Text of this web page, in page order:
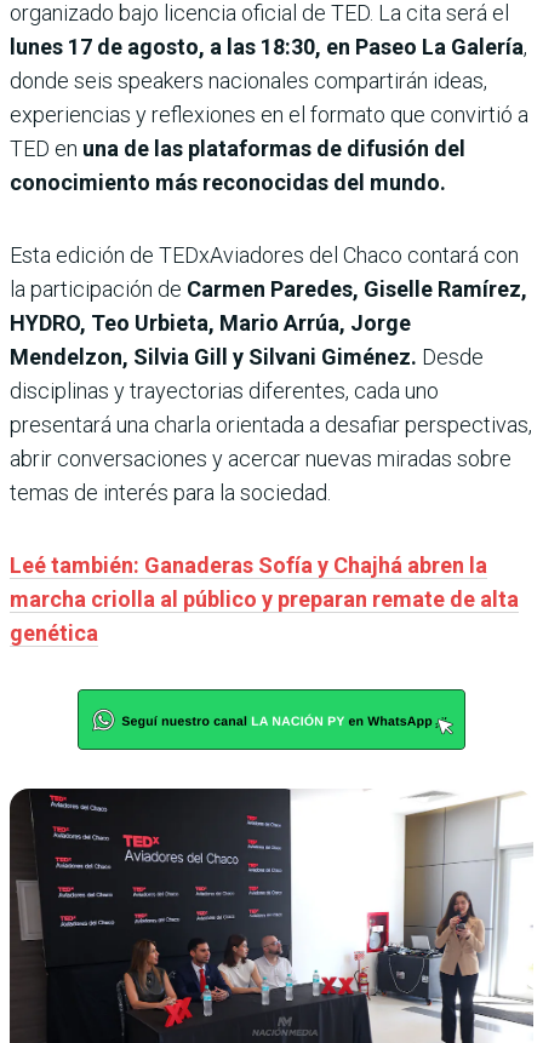
organizado bajo licencia oficial de TED. La cita será el
lunes 17 de agosto, a las 18:30, en Paseo La Galería,
donde seis speakers nacionales compartirán ideas,
experiencias y reflexiones en el formato que convirtió a
TED en una de las plataformas de difusión del
conocimiento más reconocidas del mundo.
Esta edición de TEDxAviadores del Chaco contará con
la participación de Carmen Paredes, Giselle Ramírez,
HYDRO, Teo Urbieta, Mario Arrúa, Jorge
Mendelzon, Silvia Gill y Silvani Giménez. Desde
disciplinas y trayectorias diferentes, cada uno
presentará una charla orientada a desafiar perspectivas,
abrir conversaciones y acercar nuevas miradas sobre
temas de interés para la sociedad.
Leé también: Ganaderas Sofía y Chajhá abren la
marcha criolla al público y preparan remate de alta
genética